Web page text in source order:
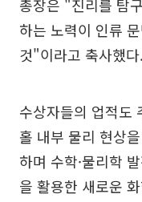
총장은 "진리를 탐
하는 노력이 인류
것"이라고 축사했다.
수상자들의 업적도
홀 내부 물리 현상
하며 수학·물리학
을 활용한 새로운